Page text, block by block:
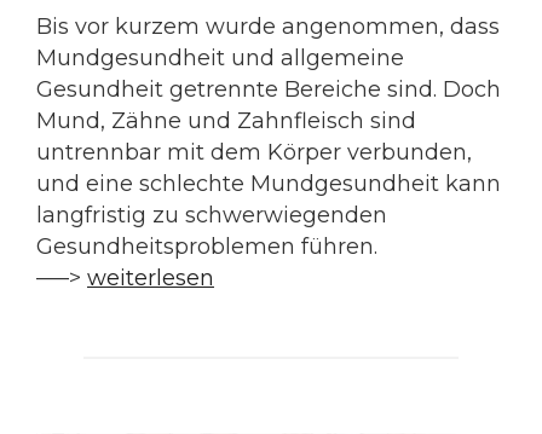
Bis vor kurzem wurde angenommen, dass
Mundgesundheit und allgemeine
Gesundheit getrennte Bereiche sind. Doch
Mund, Zähne und Zahnfleisch sind
untrennbar mit dem Körper verbunden,
und eine schlechte Mundgesundheit kann
langfristig zu schwerwiegenden
Gesundheitsproblemen führen.
—–> weiterlesen